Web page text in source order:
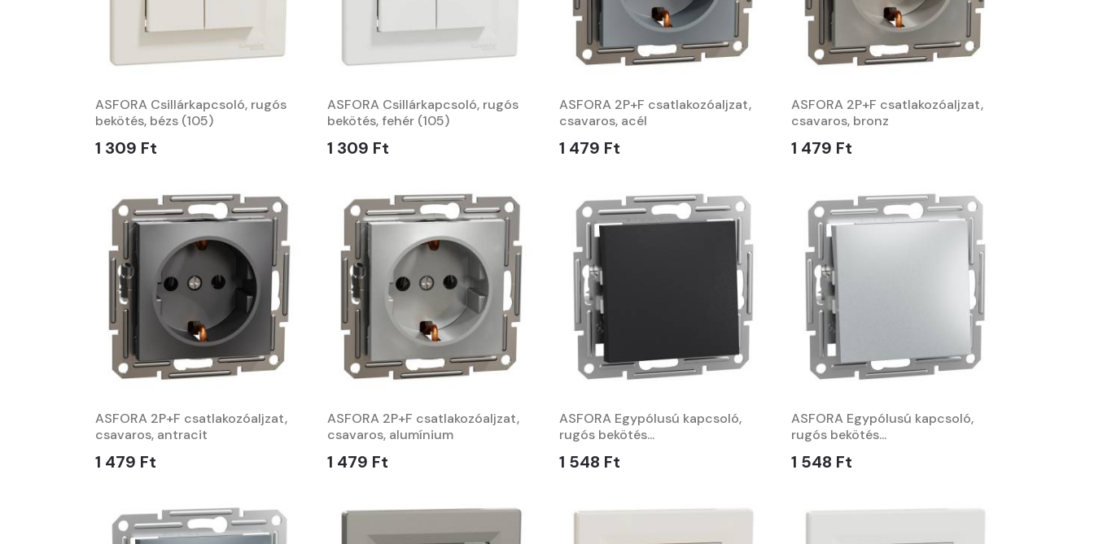
ASFORA Csillárkapcsoló, rugós
bekötés, bézs (105)
1 309 Ft
ASFORA Csillárkapcsoló, rugós
bekötés, fehér (105)
1 309 Ft
ASFORA 2P+F csatlakozóaljzat,
csavaros, acél
1 479 Ft
ASFORA 2P+F csatlakozóaljzat,
csavaros, bronz
1 479 Ft
ASFORA 2P+F csatlakozóaljzat,
csavaros, antracit
1 479 Ft
ASFORA 2P+F csatlakozóaljzat,
csavaros, alumínium
1 479 Ft
ASFORA Egypólusú kapcsoló,
rugós bekötés...
1 548 Ft
ASFORA Egypólusú kapcsoló,
rugós bekötés...
1 548 Ft